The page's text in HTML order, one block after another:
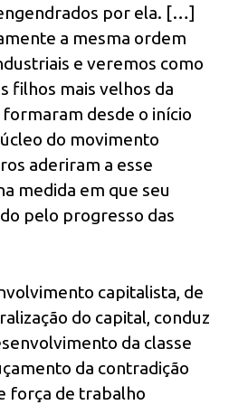
por ela. […]
a mesma ordem
e veremos como
filhos mais velhos da
desde o início
do movimento
aderiram a esse
medida em que seu
pelo progresso das
capitalista, de
do capital, conduz
da classe
da contradição
força de trabalho